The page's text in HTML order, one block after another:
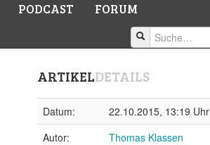
PODCAST FORUM
ARTIKELDETAILS
Datum:
22.10.2015, 13:19 Uhr
Autor:
Thomas Klassen